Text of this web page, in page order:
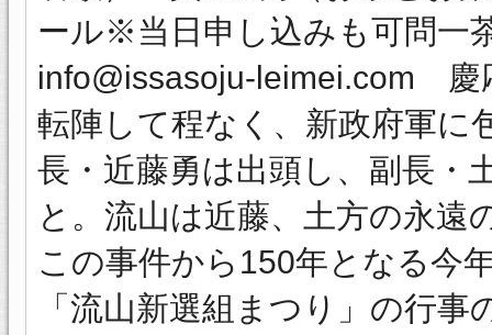
ール※当日申し込みも可問
info@issasoju-leimei.com 慶
転陣して程なく、新政府軍に
長・近藤勇は出頭し、副長・
と。流山は近藤、土方の永
この事件から150年となる今
「流山新選組まつり」の行